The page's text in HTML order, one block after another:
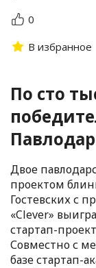
0
В избранное
По сто
Двое
проектом
Гостевских с
«Clever»
стартап-
Совместно с
базе стартап-